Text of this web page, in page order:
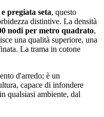
pregiata seta, questo
distintive. La densità
nodi per metro quadrato,
una qualità superiore, una
La trama in cotone
d'arredo; è un
capace di infondere
qualsiasi ambiente, dal